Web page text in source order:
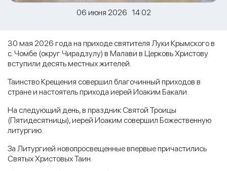
06 июня 2026 14:02
30 мая 2026 года на приходе святителя Луки Крымского в
с. Чомбе (округ Чирадзулу) в Малави в Церковь Христову
вступили десять местных жителей.
Таинство Крещения совершил благочинный приходов в
стране и настоятель прихода иерей Иоаким Бакали.
На следующий день, в праздник Святой Троицы
(Пятидесятницы), иерей Иоаким совершил Божественную
литургию.
За Литургией новопросвещенные впервые причастились
Святых Христовых Таин.